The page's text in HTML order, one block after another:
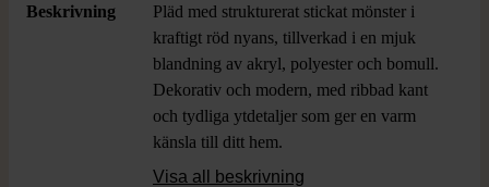
Beskrivning
Pläd med strukturerat stickat mönster i
kraftigt röd nyans, tillverkad i en mjuk
blandning av akryl, polyester och bomull.
Dekorativ och modern, med ribbad kant
och tydliga ytdetaljer som ger en varm
känsla till ditt hem.
Visa all beskrivning